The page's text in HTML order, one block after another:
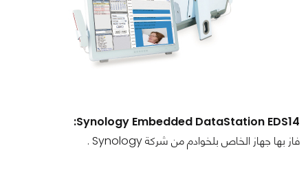
Synology Embedded DataStation EDS14:
فاز بها جهاز الخاص بلخوادم من شركة Synology .